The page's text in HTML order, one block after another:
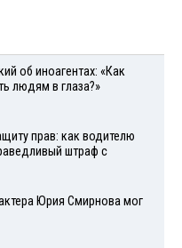
об иноагентах: «Как
людям в глаза?»
прав: как водителю
штраф с
Юрия Смирнова мог